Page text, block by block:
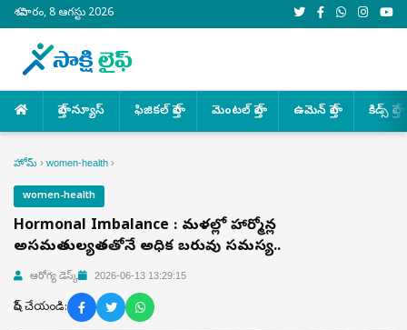
శనివారం, 8 ఆగస్టు 2026
హెల్త్ న్యూస్ ఫిజికల్ హెల్త్ మెంటల్ హెల్త్ ఉమెన్ హెల్త్ కిడ్స్ హెల్త్
హోమ్ › women-health ›
women-health
Hormonal Imbalance : మహిళల్లో హార్మోన్ల
అసమతుల్యతతోనే అధిక బరువు సమస్య..
ఆరోగ్య డెస్క్ 2026-06-13 13:29:15
షేర్ చేయండి: